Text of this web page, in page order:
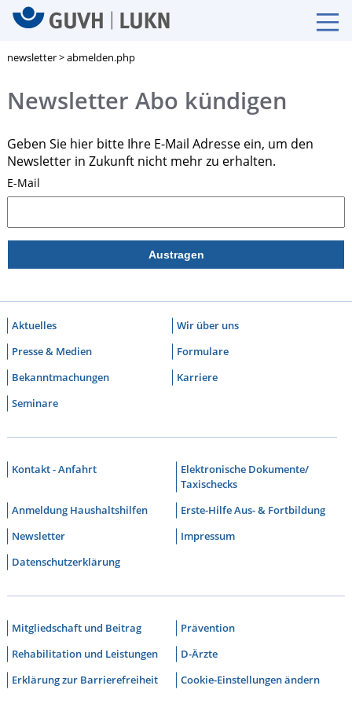
newsletter > abmelden.php
Newsletter Abo kündigen
Geben Sie hier bitte Ihre E-Mail Adresse ein, um den
Newsletter in Zukunft nicht mehr zu erhalten.
E-Mail
Aktuelles
Wir über uns
Presse & Medien
Formulare
Bekanntmachungen
Karriere
Seminare
Kontakt - Anfahrt
Elektronische Dokumente/
Taxischecks
Anmeldung Haushaltshilfen
Erste-Hilfe Aus- & Fortbildung
Newsletter
Impressum
Datenschutzerklärung
Mitgliedschaft und Beitrag
Prävention
Rehabilitation und Leistungen
D-Ärzte
Erklärung zur Barrierefreiheit
Cookie-Einstellungen ändern